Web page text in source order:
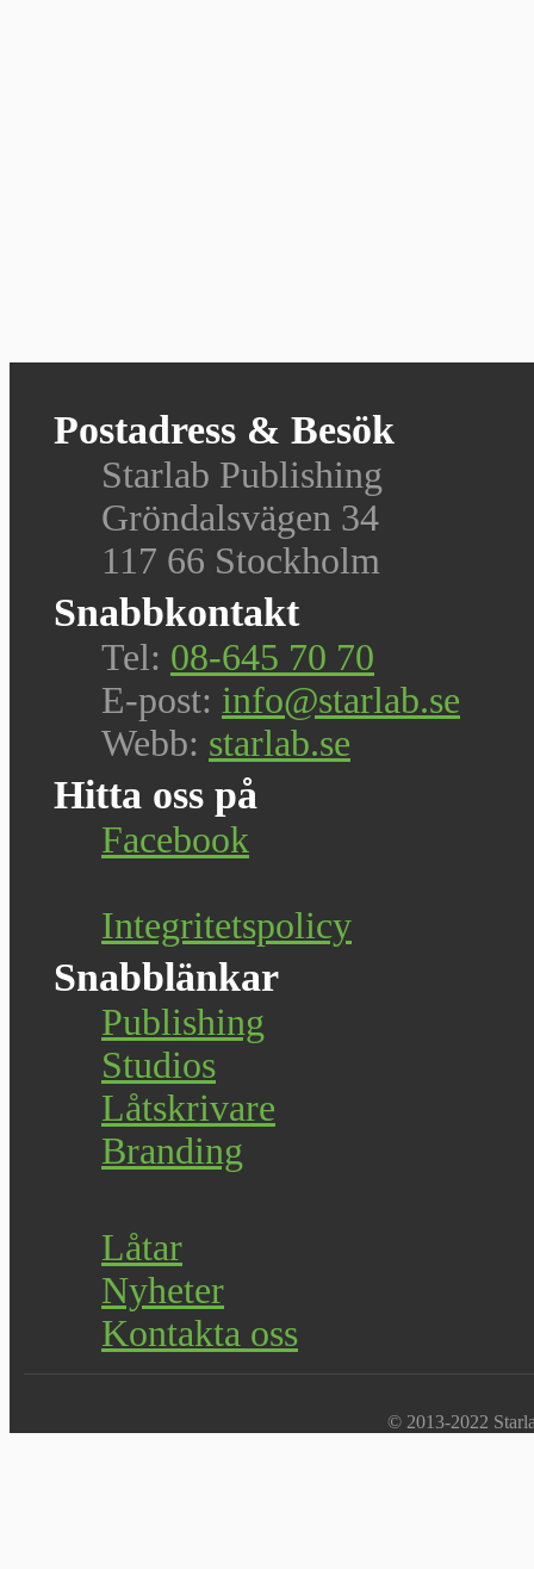
Postadress & Besök
Starlab Publishing
Gröndalsvägen 34
117 66 Stockholm
Snabbkontakt
Tel: 08-645 70 70
E-post: info@starlab.se
Webb: starlab.se
Hitta oss på
Facebook
Integritetspolicy
Snabblänkar
Publishing
Studios
Låtskrivare
Branding
Låtar
Nyheter
Kontakta oss
© 2013-2022